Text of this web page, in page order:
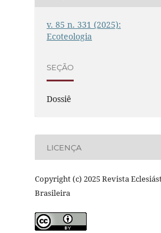
v. 85 n. 331 (2025):
Ecoteologia
SEÇÃO
Dossiê
LICENÇA
Copyright (c) 2025 Revista
Brasileira